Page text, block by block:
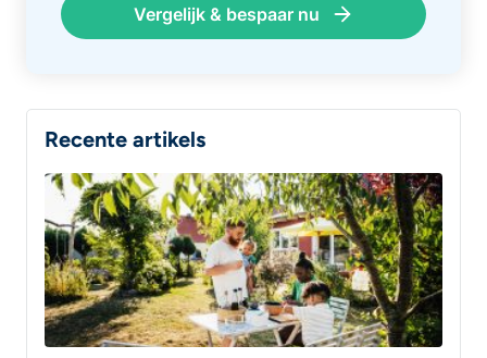
Vergelijk & bespaar nu
Recente artikels